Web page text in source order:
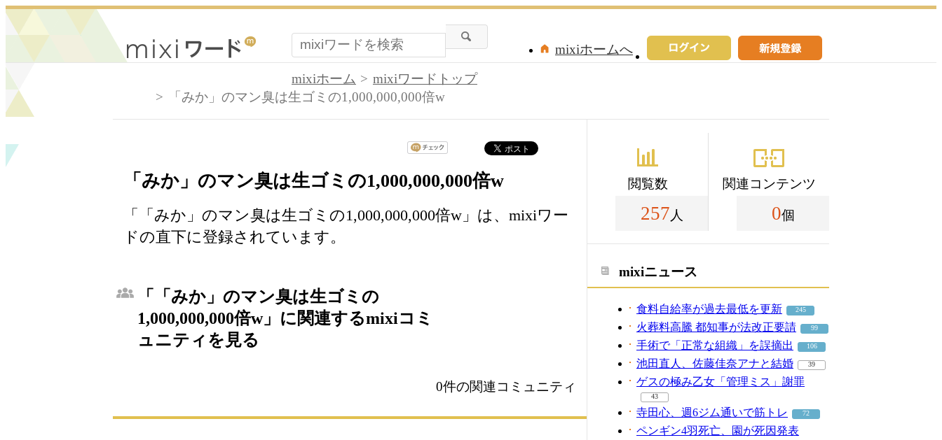
mixiホームへ
mixiホーム
mixiワードトップ
「みか」のマン臭は生ゴミの1,000,000,000倍w
「みか」のマン臭は生ゴミの1,000,000,000倍w
「「みか」のマン臭は生ゴミの1,000,000,000倍w」は、mixiワー
ドの直下に登録されています。
「「みか」のマン臭は生ゴミの
1,000,000,000倍w」に関連するmixiコミ
ュニティを見る
0件の関連コミュニティ
閲覧数
257 人
関連コンテンツ
0個
mixiニュース
食料自給率が過去最低を更新 245
火葬料高騰 都知事が法改正要請 99
手術で「正常な組織」を誤摘出 106
池田直人、佐藤佳奈アナと結婚 39
ゲスの極み乙女「管理ミス」謝罪
43
寺田心、週6ジム通いで筋トレ 72
ペンギン4羽死亡、園が死因発表